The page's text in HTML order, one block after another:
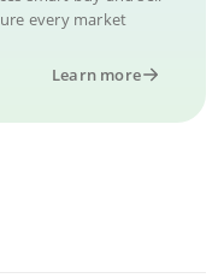
every market
Learn more